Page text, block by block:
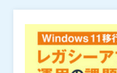
として検討されるよ
ているのは、単に新
見極める視点です。
よっては、前世代・
択肢となる場合があり
「安いから選ぶ」「
はなく、です。
ます。 あわせて、シ
・基幹系システムは
開発環境やDR環境は
に、選択肢を使い分け
品のみを前提とする
より、更改計画や新
・再生品サーバーを
安を感じている方 ・
の、最終判断に踏み
保守も含めて、現実
AI需要による供給逼迫
ム更改をどのように
できます。 また、再
で実務利用に耐えら
ネットワンネクスト株